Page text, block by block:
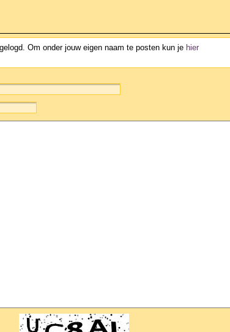
Om onder jouw eigen naam te posten kun je hier